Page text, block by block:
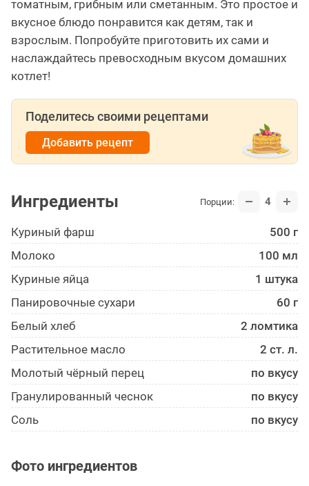
томатным, грибным или сметанным. Это простое и
вкусное блюдо понравится как детям, так и
взрослым. Попробуйте приготовить их сами и
наслаждайтесь превосходным вкусом домашних
котлет!
Поделитесь своими рецептами
Добавить рецепт
Ингредиенты Порции: 4
Куриный фарш
500 г
Молоко
100 мл
Куриные яйца
1 штука
Панирово­чные сухари
60 г
Белый хлеб
2 ломтика
Растительное масло
2 ст. л.
Молотый чёрный перец
по вкусу
Гранулированный чеснок
по вкусу
Соль
по вкусу
Фото ингредиентов